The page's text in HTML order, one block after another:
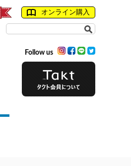
オンライン購入
Follow us